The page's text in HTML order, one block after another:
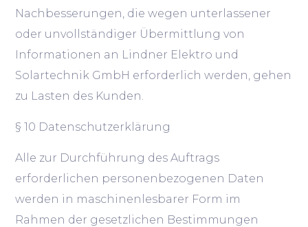
Nachbesserungen, die wegen unterlassener
oder unvollständiger Übermittlung von
Informationen an Lindner Elektro und
Solartechnik GmbH erforderlich werden, gehen
zu Lasten des Kunden.
§ 10 Datenschutzerklärung
Alle zur Durchführung des Auftrags
erforderlichen personenbezogenen Daten
werden in maschinenlesbarer Form im
Rahmen der gesetzlichen Bestimmungen